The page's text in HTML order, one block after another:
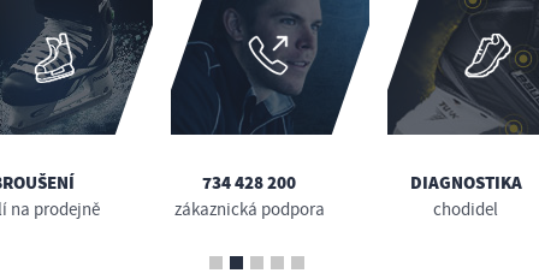
na prodejně
734 428 200
zákaznická podpora
DIAGNOSTIKA
chodidel